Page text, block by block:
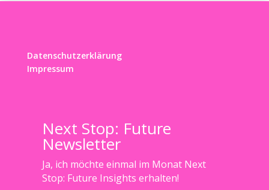
Datenschutzerklärung
Impressum
Next Stop: Future
Newsletter
Ja, ich möchte einmal im Monat Next
Stop: Future Insights erhalten!